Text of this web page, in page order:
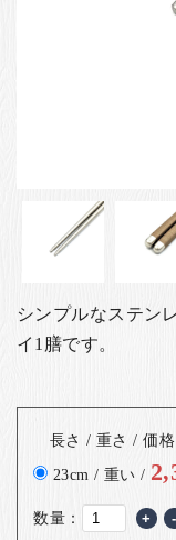
シンプルなステン
イ1膳です。
長さ / 重さ / 価格
23cm / 重い /
数量： + -